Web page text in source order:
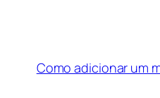
Como adicionar um